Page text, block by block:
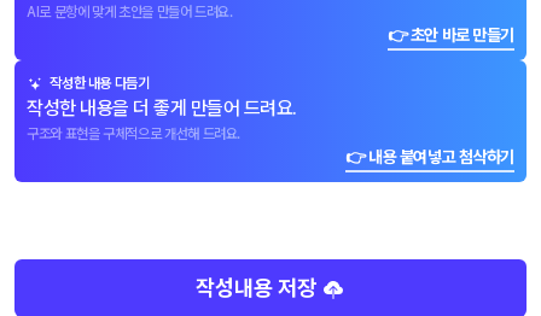
AI로 문항에 맞게 초안을 만들어 드려요.
👉 초안 바로 만들기
작성한 내용 다듬기
작성한 내용을 더 좋게 만들어 드려요.
구조와 표현을 구체적으로 개선해 드려요.
👉 내용 붙여넣고 첨삭하기
작성내용 저장